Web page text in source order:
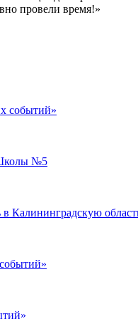
провели время!»
событий»
Школы №5
Калининградскую